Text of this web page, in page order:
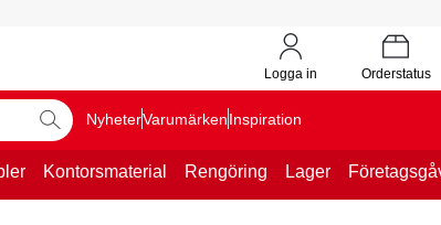
Logga in Orderstatus
NyheterVarumärkenInspiration
Kontorsmaterial Rengöring Lager